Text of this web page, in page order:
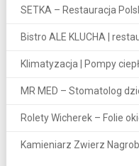
SETKA – Restauracja
Bistro ALE KLUCHA |
Klimatyzacja | Pompy
MR MED – Stomatolog
Rolety Wicherek – Folie
Kamieniarz Zwierz